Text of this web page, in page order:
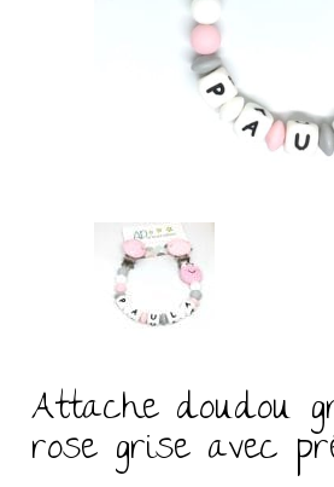
Attache doudou
rose grise avec